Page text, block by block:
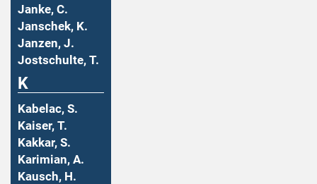
Janke, C.
Janschek, K.
Janzen, J.
Jostschulte, T.
K
Kabelac, S.
Kaiser, T.
Kakkar, S.
Karimian, A.
Kausch, H.